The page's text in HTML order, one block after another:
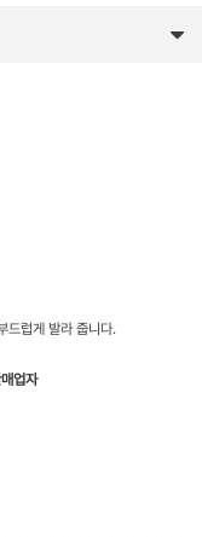
드럽게 발라 줍니다.
업자